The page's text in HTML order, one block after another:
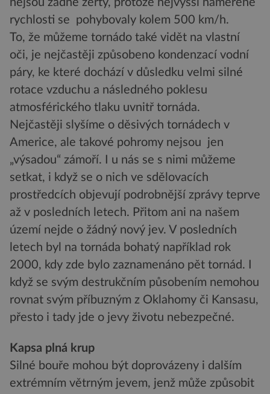
rychlosti se pohybovaly kolem 500 km/h.
To, že můžeme tornádo také vidět na vlastní
oči, je nejčastěji způsobeno kondenzací vodní
páry, ke které dochází v důsledku velmi silné
rotace vzduchu a následného poklesu
atmosférického tlaku uvnitř tornáda.
Nejčastěji slyšíme o děsivých tornádech v
Americe, ale takové pohromy nejsou jen
„výsadou“ zámoří. I u nás se s nimi můžeme
setkat, i když se o nich ve sdělovacích
prostředcích objevují podrobnější zprávy teprve
až v posledních letech. Přitom ani na našem
území nejde o žádný nový jev. V posledních
letech byl na tornáda bohatý například rok
2000, kdy zde bylo zaznamenáno pět tornád. I
když se svým destrukčním působením nemohou
rovnat svým příbuzným z Oklahomy či Kansasu,
přesto i tady jde o jevy životu nebezpečné.
Kapsa plná krup
Silné bouře mohou být doprovázeny i dalším
extrémním větrným jevem, jenž může způsobit